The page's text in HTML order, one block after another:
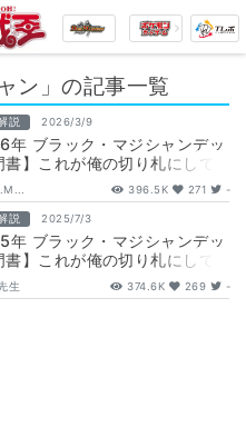
ン」の記事一覧
説 2026/3/9
年 ブラック・マジシャンデッ
書】これが俺の切り札にして
！！超魔導の力が、新たな世
396.5K 271 -
説 2025/7/3
年 ブラック・マジシャンデッ
書】これが俺の切り札にして
！！超魔導の力が、新たな世
生 374.6K 269 -